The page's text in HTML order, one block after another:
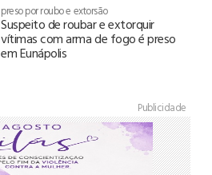
preso por roubo e extorsão
Suspeito de roubar e extorquir
vítimas com arma de fogo é preso
em Eunápolis
Publicidade